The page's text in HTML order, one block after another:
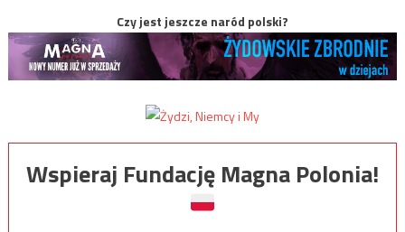
Czy jest jeszcze naród polski?
Wspieraj Fundację Magna Polonia!